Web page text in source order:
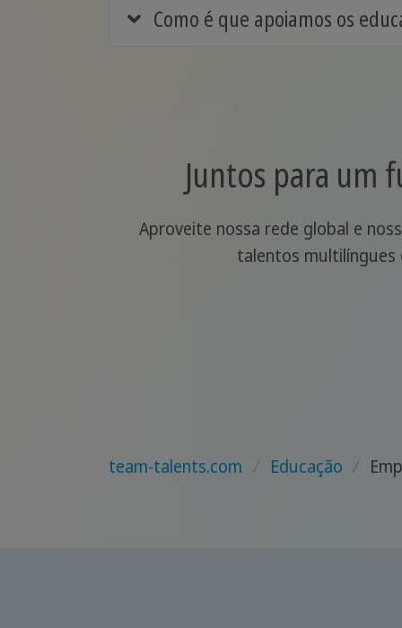
Como é que apoiamos os
Juntos para um
Aproveite nossa rede global e
talentos
team-talents.com Educação